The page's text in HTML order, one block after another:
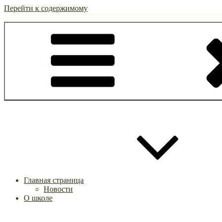
Перейти к содержимому
Главная страница
Новости
О школе